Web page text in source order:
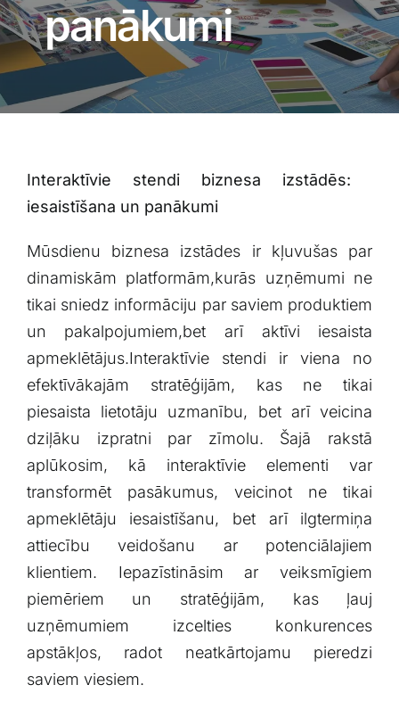
Blogs
Attēlu galerija
Par mums
Vakances
BUJ
Kontakti
Klientu portāls
English
panākumi
Interaktīvie stendi biznesa izstādēs: ​
iesaistīšana un panākumi
Mūsdienu biznesa izstādes ir kļuvušas‌ par
dinamiskām platformām,kurās uzņēmumi ne
tikai sniedz informāciju par saviem produktiem
un pakalpojumiem,bet arī aktīvi iesaista
apmeklētājus.Interaktīvie stendi ir viena no
efektīvākajām stratēģijām, kas ne tikai
piesaista lietotāju uzmanību, bet arī veicina
dziļāku izpratni par zīmolu. Šajā ⁤rakstā
aplūkosim, kā interaktīvie elementi var
transformēt ⁣pasākumus, veicinot ne tikai
apmeklētāju iesaistīšanu, bet arī ilgtermiņa
attiecību veidošanu ar potenciālajiem
klientiem. Iepazīstināsim ar veiksmīgiem
⁢piemēriem un stratēģijām, kas⁣ ļauj
uzņēmumiem izcelties konkurences
apstākļos,‍ radot neatkārtojamu pieredzi
saviem viesiem.